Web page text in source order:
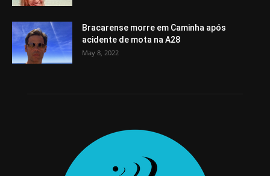
Bracarense morre em Caminha após
acidente de mota na A28
May 8, 2022